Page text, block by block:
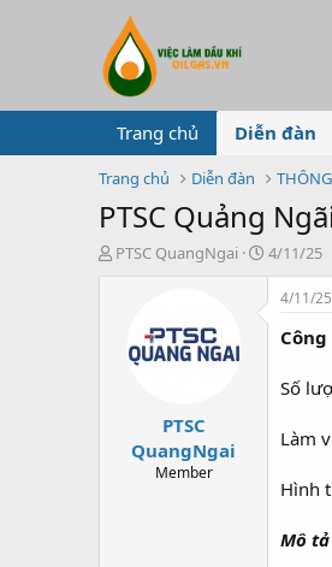
Trang chủ Diễn đàn
Trang chủ Diễn đàn
PTSC Quảng
T
PTSC QuangNgai
N
g
4/11/25
PTSC
QuangNgai
Member
4/11/25
Số
Làm
Hình
Mô